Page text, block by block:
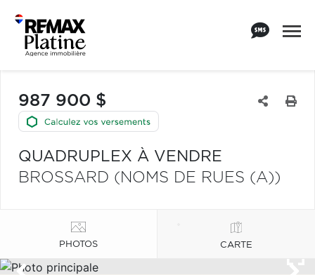
987 900 $
QUADRUPLEX À VENDRE
BROSSARD (NOMS DE RUES (A))
PHOTOS CARTE